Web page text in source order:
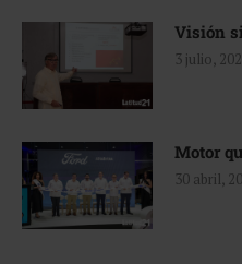
Visión
3 julio,
Motor
30 abril,